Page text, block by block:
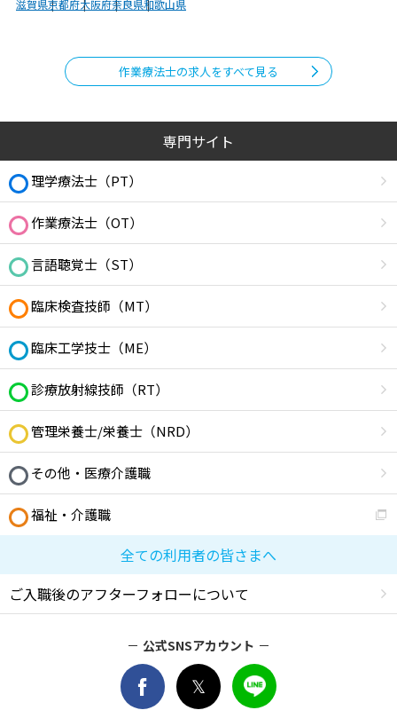
滋賀県京都府大阪府奈良県和歌山県
作業療法士の求人をすべて見る
専門サイト
理学療法士（PT）
作業療法士（OT）
言語聴覚士（ST）
臨床検査技師（MT）
臨床工学技士（ME）
診療放射線技師（RT）
管理栄養士/栄養士（NRD）
その他・医療介護職
福祉・介護職
全ての利用者の皆さまへ
ご入職後のアフターフォローについて
公式SNSアカウント